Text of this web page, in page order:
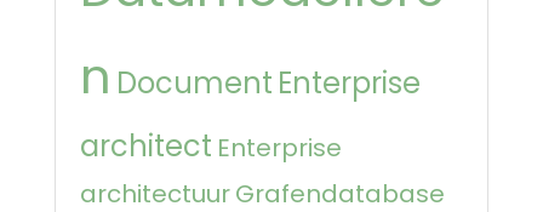
n Document Enterprise
architect Enterprise
architectuurGrafendatabase